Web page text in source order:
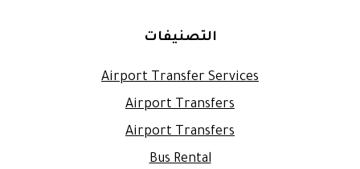
التصنيفات
Airport Transfer Services
Airport Transfers
Airport Transfers
Bus Rental